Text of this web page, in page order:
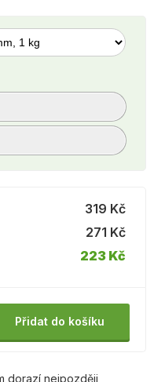
319 Kč
271 Kč
223 Kč
Přidat do košíku
dorazí nejpozději